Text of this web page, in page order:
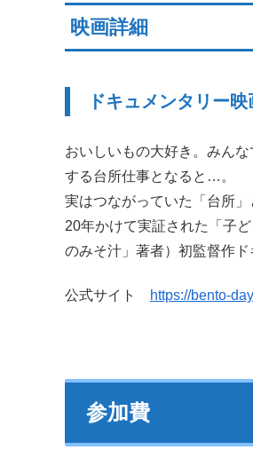
映画詳細
ドキュメンタリー
おいしいもの大好き。みん
する台所仕事となると…。
実はつながっていた「台所
20年かけて実証された「子
のみそ汁」著者）初監督作ド
公式サイト https://bento-
参加費